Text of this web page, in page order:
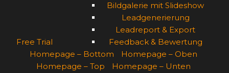
Free Trial
Bildgalerie mit Slideshow
Leadgenerierung
Leadreport & Export
Feedback & Bewertung
Homepage – Bottom
Homepage – Oben
Homepage – Top
Homepage – Unten